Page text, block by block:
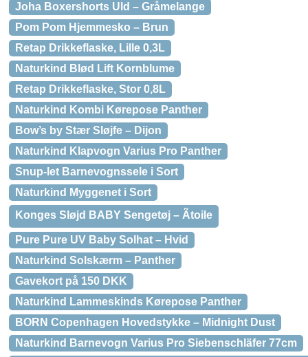
Joha Boxershorts Uld – Gråmelange
Pom Pom Hjemmesko – Brun
Retap Drikkeflaske, Lille 0,3L
Naturkind Blød Lift Kornblume
Retap Drikkeflaske, Stor 0,8L
Naturkind Kombi Kørepose Panther
Bow’s by Stær Sløjfe – Dijon
Naturkind Klapvogn Varius Pro Panther
Snup-let Barnevognssele i Sort
Naturkind Myggenet i Sort
Konges Sløjd BABY Sengetøj – Ãtoile
Pure Pure UV Baby Solhat – Hvid
Naturkind Solskærm – Panther
Gavekort på 150 DKK
Naturkind Lammeskinds Kørepose Panther
BORN Copenhagen Hovedstykke – Midnight Dust
Naturkind Barnevogn Varius Pro Siebenschläfer 77cm